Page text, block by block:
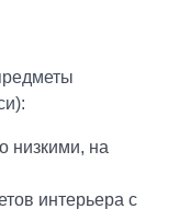
низкими, на
интерьера с